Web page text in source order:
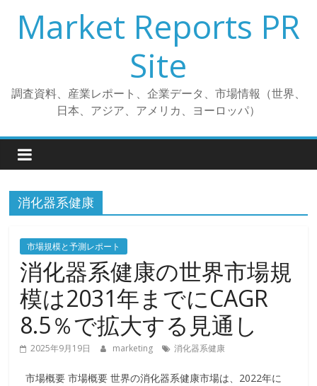
プ
Market Reports PR
Site
調査資料、産業レポート、企業データ、市場情報（世界、
日本、アジア、アメリカ、ヨーロッパ）
消化器系健康
市場規模と予測レポート
消化器系健康の世界市場規
模は2031年までにCAGR
8.5％で拡大する見通し
2025年9月19日 marketing 消化器系健康
市場概要 市場概要 世界の消化器系健康市場は、2022年に